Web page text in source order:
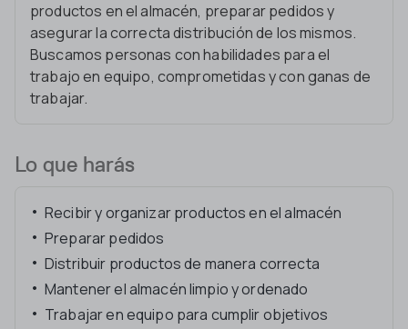
productos en el almacén, preparar pedidos y
asegurar la correcta distribución de los mismos.
Buscamos personas con habilidades para el
trabajo en equipo, comprometidas y con ganas de
trabajar.
Lo que harás
Recibir y organizar productos en el almacén
Preparar pedidos
Distribuir productos de manera correcta
Mantener el almacén limpio y ordenado
Trabajar en equipo para cumplir objetivos